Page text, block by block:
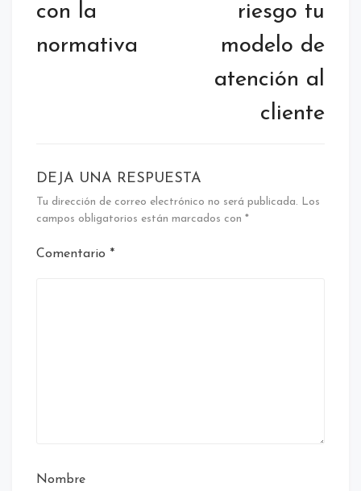
con la
normativa
riesgo tu
modelo de
atención al
cliente
DEJA UNA RESPUESTA
Tu dirección de correo electrónico no será publicada. Los
campos obligatorios están marcados con *
Comentario *
Nombre